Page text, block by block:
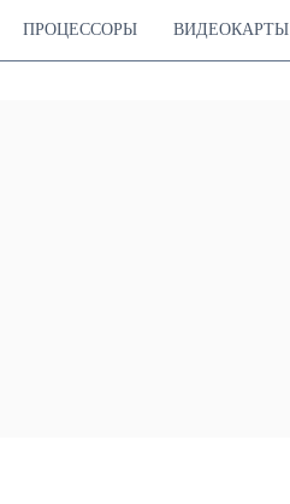
ПРОЦЕССОРЫ ВИДЕОКАРТЫ